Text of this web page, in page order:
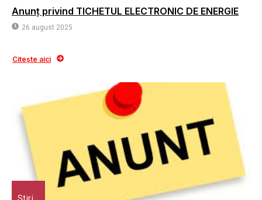
Anunț privind TICHETUL ELECTRONIC DE ENERGIE
26 august 2025
Citește aici